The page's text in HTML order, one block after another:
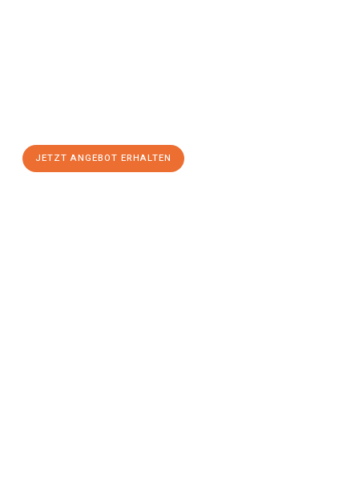
JETZT ANGEBOT ERHALTEN